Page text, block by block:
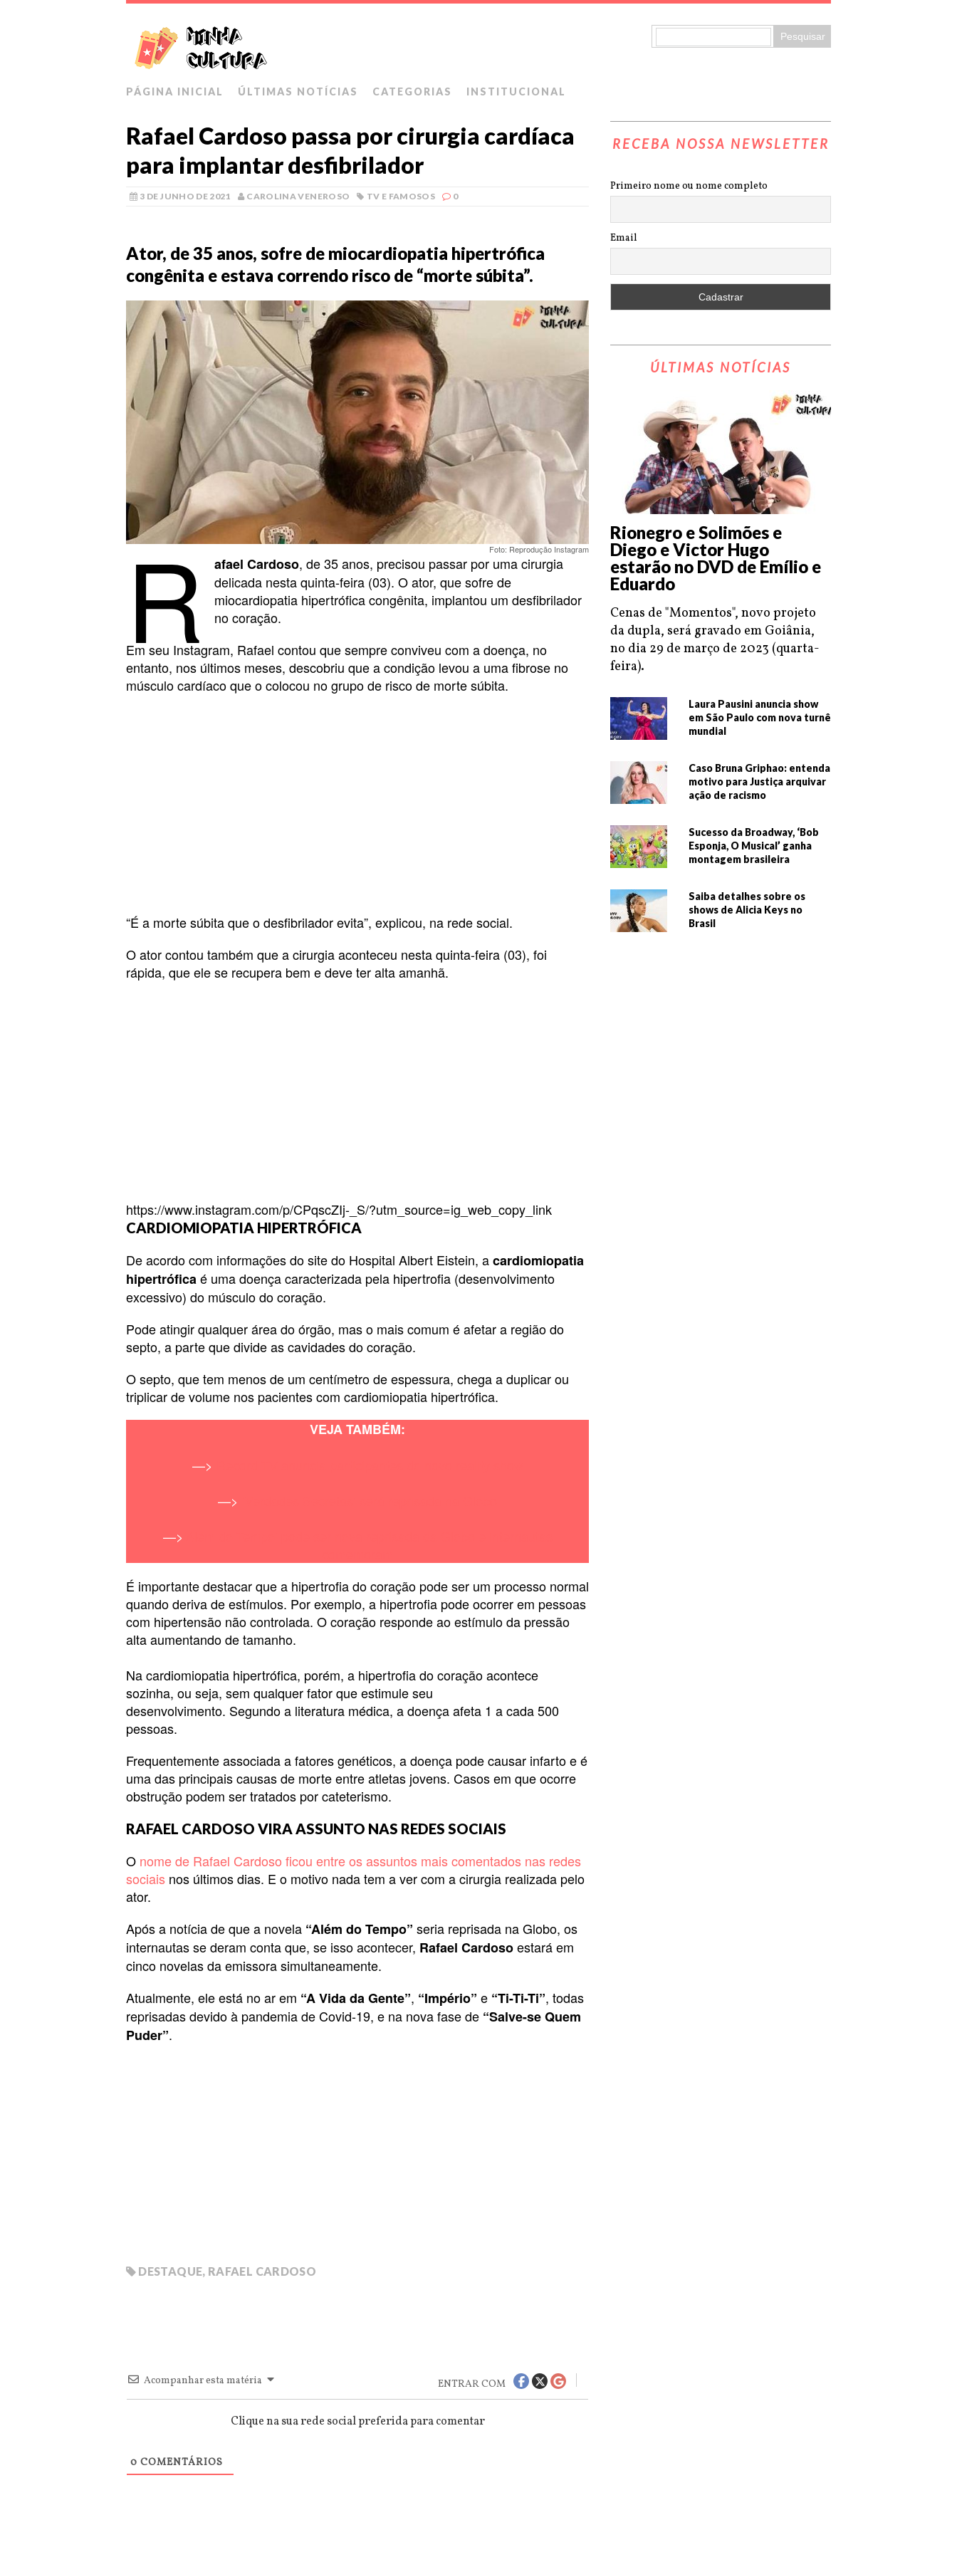
PÁGINA INICIAL ÚLTIMAS NOTÍCIAS CATEGORIAS INSTITUCIONAL
Rafael Cardoso passa por cirurgia cardíaca
para implantar desfibrilador
3 DE JUNHO DE 2021 CAROLINA VENEROSO TV E FAMOSOS 0
Ator, de 35 anos, sofre de miocardiopatia hipertrófica
congênita e estava correndo risco de “morte súbita”.
Foto: Reprodução Instagram
R afael Cardoso, de 35 anos, precisou passar por uma cirurgia
delicada nesta quinta-feira (03). O ator, que sofre de
miocardiopatia hipertrófica congênita, implantou um desfibrilador
no coração.
Em seu Instagram, Rafael contou que sempre conviveu com a doença, no
entanto, nos últimos meses, descobriu que a condição levou a uma fibrose no
músculo cardíaco que o colocou no grupo de risco de morte súbita.
“É a morte súbita que o desfibrilador evita”, explicou, na rede social.
O ator contou também que a cirurgia aconteceu nesta quinta-feira (03), foi
rápida, que ele se recupera bem e deve ter alta amanhã.
https://www.instagram.com/p/CPqscZIj-_S/?utm_source=ig_web_copy_link
CARDIOMIOPATIA HIPERTRÓFICA
De acordo com informações do site do Hospital Albert Eistein, acardiomiopatia
hipertróficaé uma doença caracterizada pela hipertrofia (desenvolvimento
excessivo) do músculo do coração.
Pode atingir qualquer área do órgão, mas o mais comum é afetar a região do
septo, a parte que divide as cavidades do coração.
O septo, que tem menos de um centímetro de espessura, chega a duplicar ou
triplicar de volume nos pacientes com cardiomiopatia hipertrófica.
VEJA TAMBÉM:
—>
—>
—>
É importante destacar que a hipertrofia do coração pode ser um processo normal
quando deriva de estímulos. Por exemplo, a hipertrofia pode ocorrer em pessoas
com hipertensão não controlada. O coração responde ao estímulo da pressão
alta aumentando de tamanho.
Na cardiomiopatia hipertrófica, porém, a hipertrofia do coração acontece
sozinha, ou seja, sem qualquer fator que estimule seu
desenvolvimento. Segundo a literatura médica, a doença afeta 1 a cada 500
pessoas.
Frequentemente associada a fatores genéticos, a doença pode causar infarto e é
uma das principais causas de morte entre atletas jovens. Casos em que ocorre
obstrução podem ser tratados por cateterismo.
RAFAEL CARDOSO VIRA ASSUNTO NAS REDES SOCIAIS
O nome de Rafael Cardoso ficou entre os assuntos mais comentados nas redes
sociais nos últimos dias. E o motivo nada tem a ver com a cirurgia realizada pelo
ator.
Após a notícia de que a novela “Além do Tempo” seria reprisada na Globo, os
internautas se deram conta que, se isso acontecer, Rafael Cardosoestará em
cinco novelas da emissora simultaneamente.
Atualmente, ele está no ar em “A Vida da Gente”, “Império” e “Ti-Ti-Ti”, todas
reprisadas devido à pandemia de Covid-19, e na nova fase de “Salve-se Quem
Puder”.
DESTAQUE, RAFAEL CARDOSO
Acompanhar esta matéria ENTRAR COM
Clique na sua rede social preferida para comentar
0 COMENTÁRIOS
RECEBA NOSSA NEWSLETTER
Primeiro nome ou nome completo
Email
ÚLTIMAS NOTÍCIAS
Rionegro e Solimões e
Diego e Victor Hugo
estarão no DVD de Emílio e
Eduardo
Cenas de "Momentos", novo projeto
da dupla, será gravado em Goiânia,
no dia 29 de março de 2023 (quarta-
feira).
Laura Pausini anuncia show
em São Paulo com nova turnê
mundial
Caso Bruna Griphao: entenda
motivo para Justiça arquivar
ação de racismo
Sucesso da Broadway, ‘Bob
Esponja, O Musical’ ganha
montagem brasileira
Saiba detalhes sobre os
shows de Alicia Keys no
Brasil